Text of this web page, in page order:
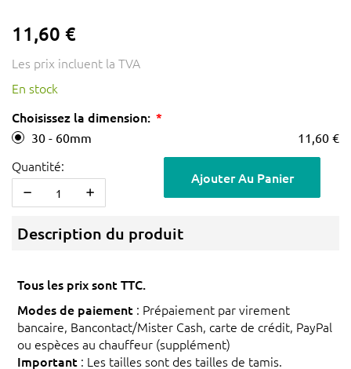
11,60 €
Les prix incluent la TVA
En stock
Choisissez la dimension:
30 - 60mm 11,60 €
Quantité:
Ajouter Au Panier
Description du produit
Tous les prix sont TTC.
Modes de paiement : Prépaiement par virement
bancaire, Bancontact/Mister Cash, carte de crédit, PayPal
ou espèces au chauffeur (supplément)
Important : Les tailles sont des tailles de tamis.